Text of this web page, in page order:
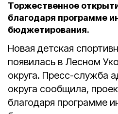
Торжественное
благодаря программе
бюджетирования.
Новая детская
появилась в Лесном
округа. Пресс-служба
округа сообщила,
благодаря программе